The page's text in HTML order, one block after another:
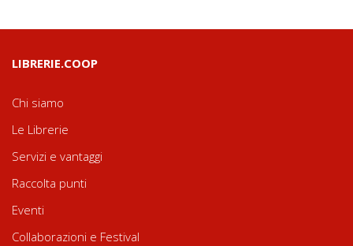
LIBRERIE.COOP
Chi siamo
Le Librerie
Servizi e vantaggi
Raccolta punti
Eventi
Collaborazioni e Festival